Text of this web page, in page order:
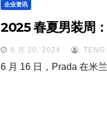
企业资讯
2025 春夏男装周
6 月 20, 2024 TENG
6 月 16 日，Prada 在米